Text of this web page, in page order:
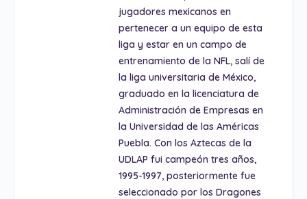
jugadores mexicanos en
pertenecer a un equipo de esta
liga y estar en un campo de
entrenamiento de la NFL, salí de
la liga universitaria de México,
graduado en la licenciatura de
Administración de Empresas en
la Universidad de las Américas
Puebla. Con los Aztecas de la
UDLAP fui campeón tres años,
1995-1997, posteriormente fue
seleccionado por los Dragones